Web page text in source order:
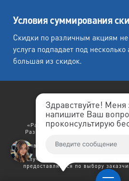
Здравствуйте! Меня
напишите Ваш
проконсультирую
Условия суммирования
Скидки по различным акциям
услуга подпадает под несколько
большая из скидок.
«Любеция - студия печати
«Рафаэль студия печати»,
Разработка сайта: "
".
Заявленный выше текст не
В случае возникновения права на
предоставляются по выбору